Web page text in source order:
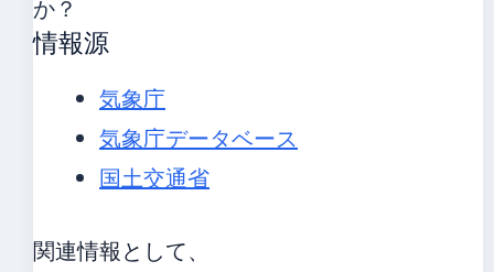
か？
情報源
気象庁
気象庁データベース
国土交通省
関連情報として、